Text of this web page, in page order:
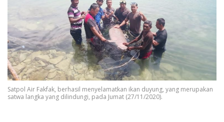
Satpol Air Fakfak, berhasil menyelamatkan ikan duyung, yang merupakan
satwa langka yang dilindungi, pada Jumat (27/11/2020).